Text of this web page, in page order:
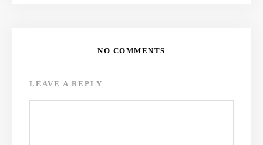
NO COMMENTS
LEAVE A REPLY